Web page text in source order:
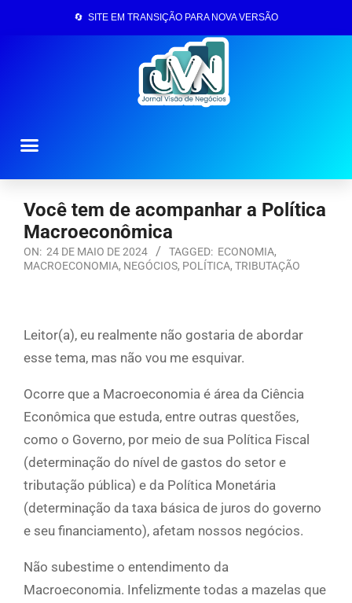
🔄 SITE EM TRANSIÇÃO PARA NOVA VERSÃO
Você tem de acompanhar a Política
Macroeconômica
ON: 24 DE MAIO DE 2024 TAGGED: ECONOMIA,
MACROECONOMIA, NEGÓCIOS, POLÍTICA, TRIBUTAÇÃO
Leitor(a), eu realmente não gostaria de abordar
esse tema, mas não vou me esquivar.
Ocorre que a Macroeconomia é área da Ciência
Econômica que estuda, entre outras questões,
como o Governo, por meio de sua Política Fiscal
(determinação do nível de gastos do setor e
tributação pública) e da Política Monetária
(determinação da taxa básica de juros do governo
e seu financiamento), afetam nossos negócios.
Não subestime o entendimento da
Macroeconomia. Infelizmente todas a mazelas que